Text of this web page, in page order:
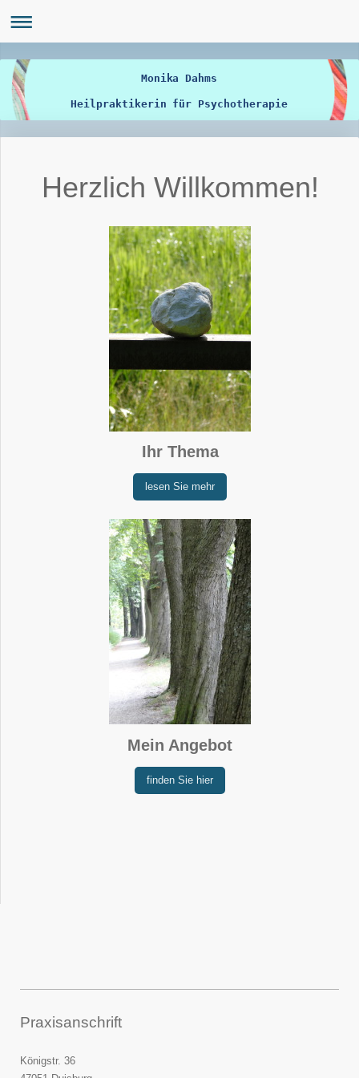
Monika Dahms
Heilpraktikerin für Psychotherapie
Herzlich Willkommen!
Ihr Thema
lesen Sie mehr
Mein Angebot
finden Sie hier
Praxisanschrift
Königstr. 36